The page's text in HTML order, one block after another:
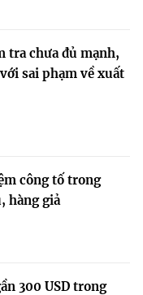
tra chưa đủ mạnh,
sai phạm về xuất
công tố trong
hàng giả
300 USD trong